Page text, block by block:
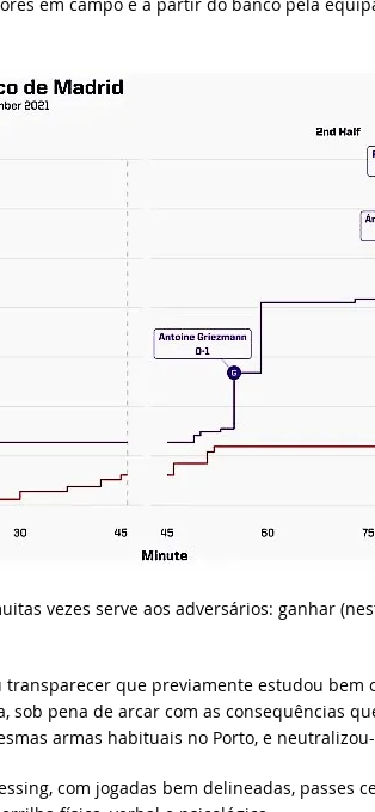
vezes serve aos adversários: ganhar
que previamente estudou bem
sob pena de arcar com as consequências
armas habituais no Porto, e
com jogadas bem delineadas, passes